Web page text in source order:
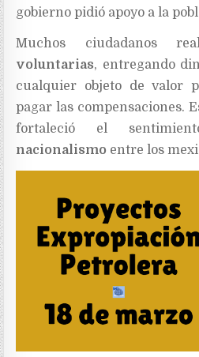
gobierno pidió apoyo a la
Muchos ciudadanos
voluntarias, entregando
cualquier objeto de valor
pagar las compensaciones.
fortaleció el
nacionalismo entre los